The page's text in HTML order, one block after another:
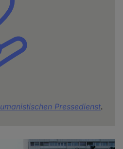
Pressedienst.